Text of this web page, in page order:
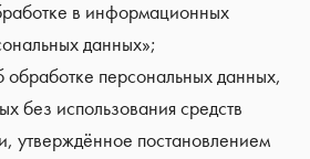
в информационных
данных»;
персональных данных,
без использования средств
утверждённое постановлением